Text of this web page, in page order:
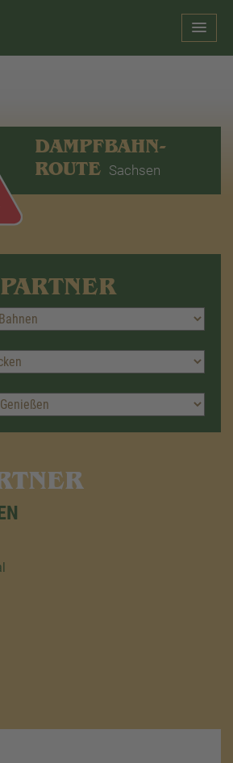
DAMPFBAHN-
ROUTE Sachsen
PARTNER